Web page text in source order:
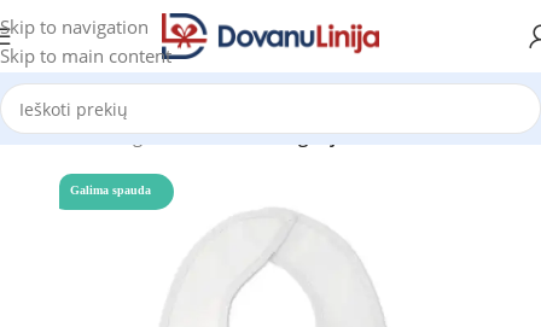
Skip to navigation
Skip to main content
Pradžia Katalogas Prekes be kategorijos
Galima spauda